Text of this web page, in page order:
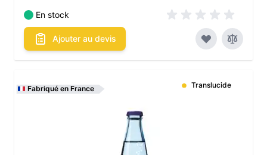
En stock
Ajouter au devis
Fabriqué en France Translucide